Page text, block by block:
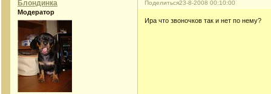
Поделиться23-8-2008 00:10:00
Блондинка
Модератор
Ира что звоночков так и нет по нему?